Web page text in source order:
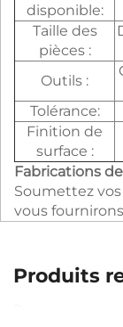
disponible:
Taille des
pièces :
Outils :
Tolérance:
Finition de
surface :
Fabrications
Soumettez
vous
Produits